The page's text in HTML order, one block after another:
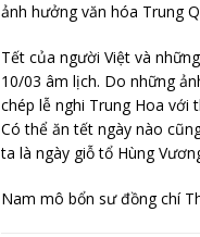
ảnh hưởng văn hóa Trung
Tết của người Việt và
10/03 âm lịch. Do những
chép lễ nghi Trung Hoa với
Có thể ăn tết ngày nào
ta là ngày giỗ tổ Hùng
Nam mô bổn sư đồng chí